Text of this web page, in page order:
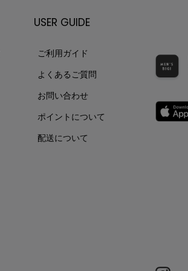
USER GUIDE
ご利用ガイド
よくあるご質問
お問い合わせ
ポイントについて
配送について